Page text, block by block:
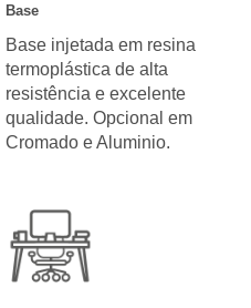
Base
Base injetada em resina
termoplástica de alta
resistência e excelente
qualidade. Opcional em
Cromado e Aluminio.